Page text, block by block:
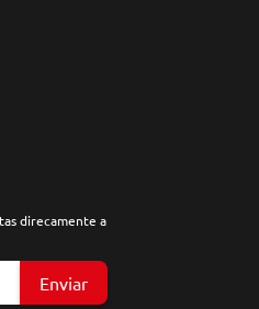
direcamente a
Enviar